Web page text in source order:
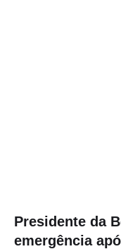
Presidente da
emergência